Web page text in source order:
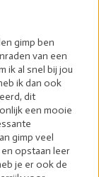
gimp ben
van een
ik al snel bij jou
ik dan ook
dit
een mooie
gimp veel
opstaan leer
je er ook de